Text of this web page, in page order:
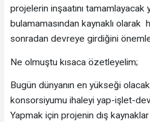
projelerin inşaatını tamamlayacak
bulamamasından kaynaklı olarak
sonradan devreye girdiğini
Ne olmuştu kısaca özetleyelim;
Bugün dünyanın en yükseği
konsorsiyumu ihaleyi yap-işlet-
Yapmak için projenin dış